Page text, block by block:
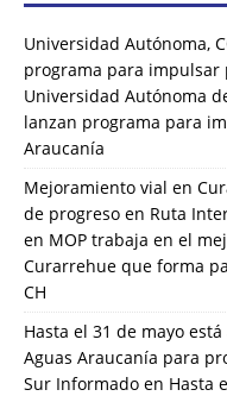
Universidad Autónoma,
programa para impulsar
Universidad Autónoma
lanzan programa para
Araucanía
Mejoramiento vial en
de progreso en Ruta
en MOP trabaja en el
Curarrehue que forma
CH
Hasta el 31 de mayo
Aguas Araucanía para
Sur Informado en Hasta